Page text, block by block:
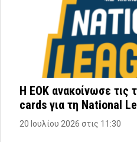
Η ΕΟΚ ανακοίνωσε τις
cards για τη National
20 Ιουλίου 2026 στις 11:30